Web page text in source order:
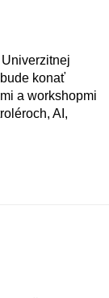
konať
a workshopmi
AI,